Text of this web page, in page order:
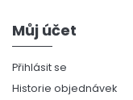
Můj účet
Přihlásit se
Historie objednávek